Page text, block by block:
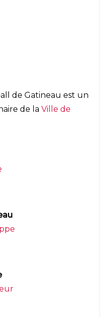
de Gatineau est un
de laVille de